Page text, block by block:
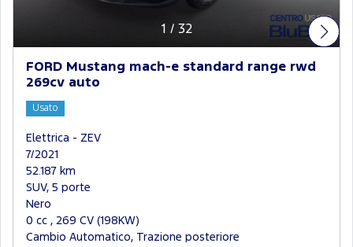
1 / 32
FORD Mustang mach-e standard range rwd
269cv auto
Usato
Elettrica - ZEV
7/2021
52.187 km
SUV, 5 porte
Nero
0 cc , 269 CV (198KW)
Cambio Automatico, Trazione posteriore